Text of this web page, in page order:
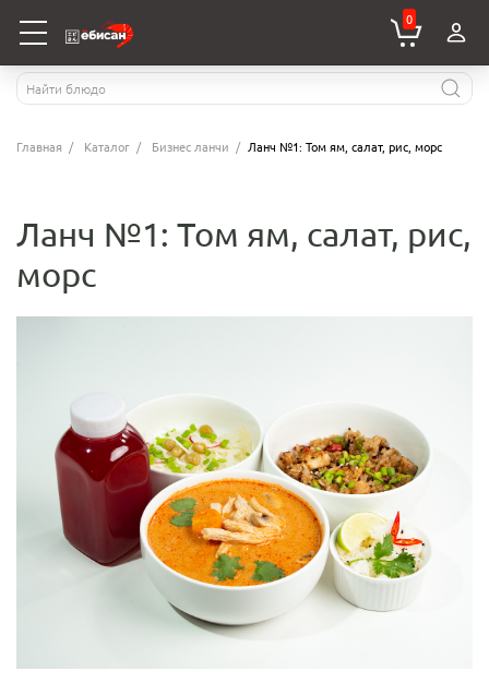
0
Главная Каталог Бизнес ланчи Ланч №1: Том ям, салат, рис, морс
Ланч №1: Том ям, салат, рис,
морс